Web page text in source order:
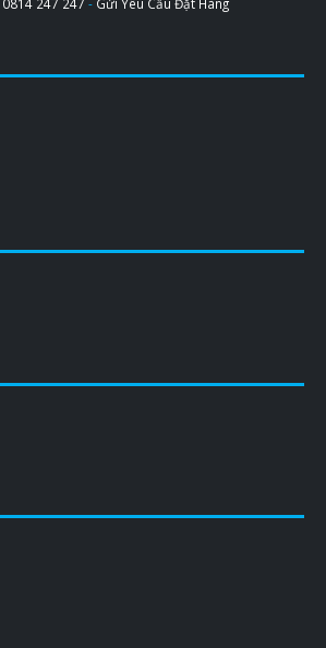
0814 247 247 - Gửi Yêu Cầu Đặt Hàng